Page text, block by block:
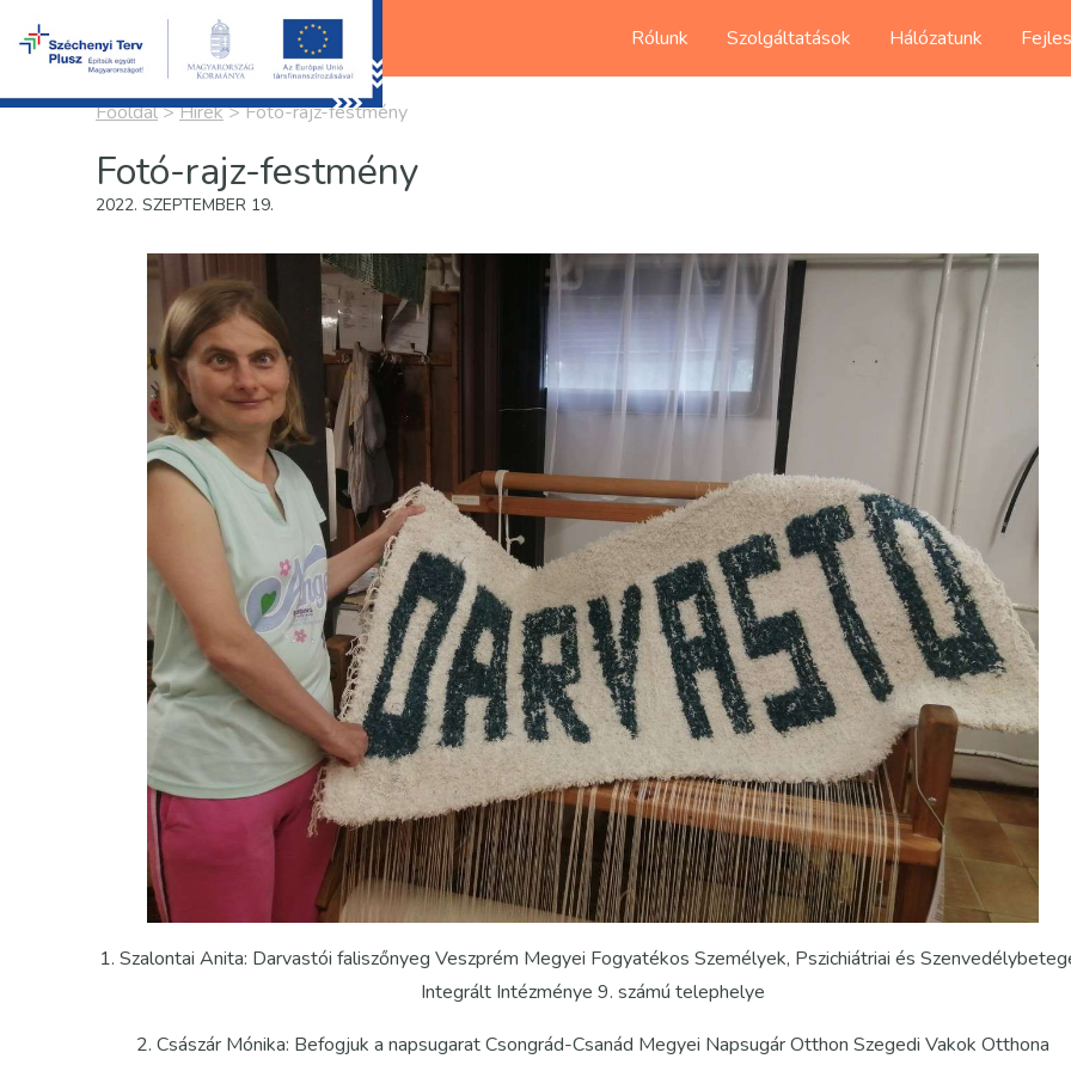
Rólunk Szolgáltatások Hálózatunk
Főoldal>Hírek>Fotó-rajz-festmény
Fotó-rajz-festmény
2022. SZEPTEMBER 19.
1. Szalontai Anita: Darvastói faliszőnyeg Veszprém Megyei Fogyatékos Személyek, Pszichiátriai és
Integrált Intézménye 9. számú telephelye
2. Császár Mónika: Befogjuk a napsugarat Csongrád-Csanád Megyei Napsugár Otthon Szegedi Vakok Otthona